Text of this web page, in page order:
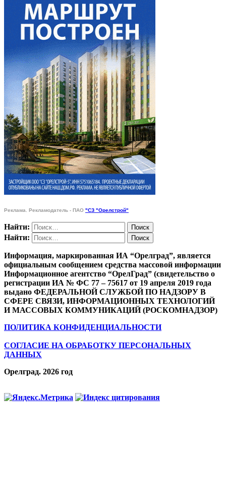
Реклама. Рекламодатель - ПАО "СЗ "Орелстрой"
Найти:
Найти:
Информация, маркированная ИА “Орелград”, является
официальным сообщением средства массовой информации
Информационное агентство “ОрелГрад” (свидетельство о
регистрации ИА № ФС 77 – 75617 от 19 апреля 2019 года
выдано ФЕДЕРАЛЬНОЙ СЛУЖБОЙ ПО НАДЗОРУ В
СФЕРЕ СВЯЗИ, ИНФОРМАЦИОННЫХ ТЕХНОЛОГИЙ
И МАССОВЫХ КОММУНИКАЦИЙ (РОСКОМНАДЗОР)
ПОЛИТИКА КОНФИДЕНЦИАЛЬНОСТИ
СОГЛАСИЕ НА ОБРАБОТКУ ПЕРСОНАЛЬНЫХ
ДАННЫХ
Орелград. 2026 год